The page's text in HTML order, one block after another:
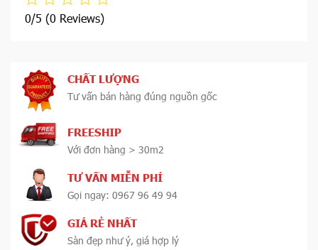
0/5 (0 Reviews)
CHẤT LƯỢNG
Tư vấn bán hàng đúng nguồn gốc
FREESHIP
Với đơn hàng > 30m2
TƯ VẤN MIỄN PHÍ
Gọi ngay: 0967 96 49 94
GIÁ RẺ NHẤT
Sàn đẹp như ý, giá hợp lý